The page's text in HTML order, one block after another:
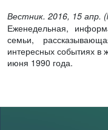
Вестник. 2016, 15 апр.
Еженедельная,
семьи,
интересных событиях в
июня 1990 года.